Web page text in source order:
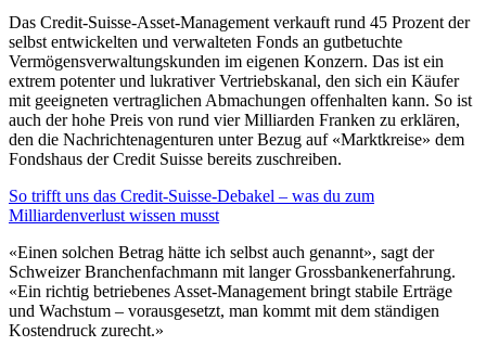
Das Credit-Suisse-Asset-Management verkauft rund 45 Prozent der
selbst entwickelten und verwalteten Fonds an gutbetuchte
Vermögensverwaltungskunden im eigenen Konzern. Das ist ein
extrem potenter und lukrativer Vertriebskanal, den sich ein Käufer
mit geeigneten vertraglichen Abmachungen offenhalten kann. So ist
auch der hohe Preis von rund vier Milliarden Franken zu erklären,
den die Nachrichtenagenturen unter Bezug auf «Marktkreise» dem
Fondshaus der Credit Suisse bereits zuschreiben.
So trifft uns das Credit-Suisse-Debakel – was du zum
Milliardenverlust wissen musst
«Einen solchen Betrag hätte ich selbst auch genannt», sagt der
Schweizer Branchenfachmann mit langer Grossbankenerfahrung.
«Ein richtig betriebenes Asset-Management bringt stabile Erträge
und Wachstum – vorausgesetzt, man kommt mit dem ständigen
Kostendruck zurecht.»